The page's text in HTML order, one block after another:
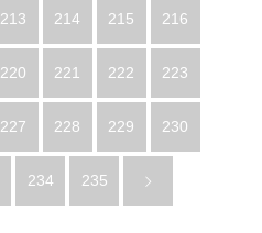
213 214 215 216
220 221 222 223
227 228 229 230
234 235